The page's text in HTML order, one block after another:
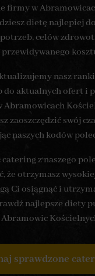
firmy w
dietę najlepiej
celów
przewidywanego
nasz
do aktualnych ofert i
Abramowicach
zaoszczędzić swój
naszych kodów
z naszego
że otrzymasz
Ci osiągnąć i
najlepsze diety
Abramowic
sprawdzone